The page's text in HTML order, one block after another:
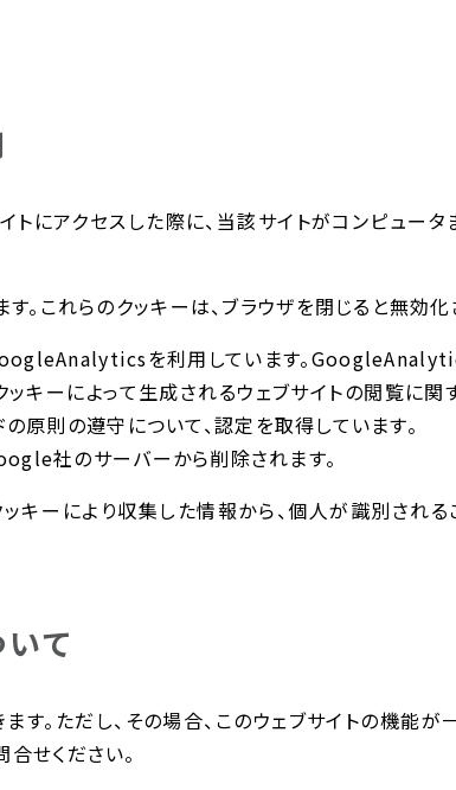
トにアクセスした際に、当該サイトがコンピュー
。これらのクッキーは、ブラウザを閉じると無効化
を利用しています。
キーによって生成されるウェブサイトの閲覧に関
則の遵守について、認定を取得しています。
社のサーバーから削除されます。
キーにより収集した情報から、個人が識別され
て
。ただし、その場合、このウェブサイトの機能
せください。